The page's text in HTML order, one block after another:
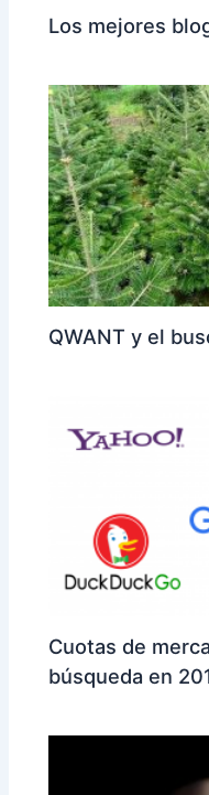
Los mejores
QWANT y el
Cuotas de
búsqueda en